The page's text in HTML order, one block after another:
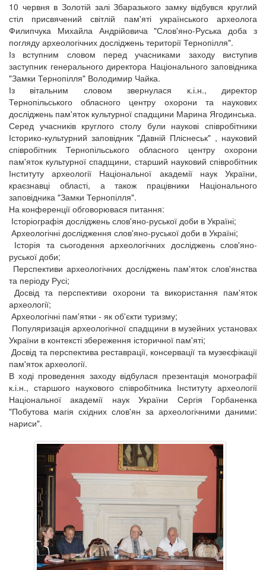
10 червня в Золотій залі Збаразького замку відбувся круглий
стіл присвячений світлій пам'яті українського археолога
Филипчука Михайла Андрійовича "Слов'яно-Руська доба з
погляду археологічних досліджень території Тернопілля".
Із вступним словом перед учасниками заходу виступив
заступник генерального директора Національного заповідника
"Замки Тернопілля" Володимир Чайка.
Із вітальним словом звернулася к.і.н., директор
Тернопільського обласного центру охорони та наукових
досліджень пам'яток культурної спадщини Марина Ягодинська.
Серед учасників круглого столу були наукові співробітники
Історико-культурний заповідник "Давній Пліснеськ" , науковий
співробітник Тернопільського обласного центру охорони
пам'яток культурної спадщини, старший науковий співробітник
Інституту археології Національної академії наук України,
краєзнавці області, а також працівники Національного
заповідника "Замки Тернопілля".
На конференції обговорювася питання:
Історіографія досліджень слов'яно-руської доби в Україні;
Археологічні дослідження слов'яно-руської доби в Україні;
Історія та сьогодення археологічних досліджень слов'яно-
руської доби;
Перспективи археологічних досліджень пам'яток слов'янства
та періоду Русі;
Досвід та перспективи охорони та використання пам'яток
археології;
Археологічні пам'ятки - як об'єкти туризму;
Популяризація археологічної спадщини в музейних установах
України в контексті збереження історичної пам'яті;
Досвід та перспектива реставрації, консервації та музеєфікації
пам'яток археології.
В ході проведення заходу відбулася презентація монографії
к.і.н., старшого наукового співробітника Інституту археології
Національної академії наук України Сергія Горбаненка
"Побутова магія східних слов'ян за археологічними даними:
нариси".